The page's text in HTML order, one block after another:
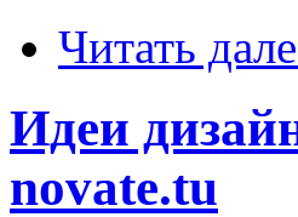
Читать
Идеи
novate.tu